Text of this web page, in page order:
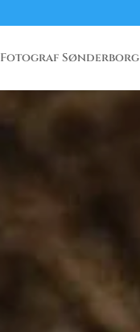
Fotograf Sønderborg